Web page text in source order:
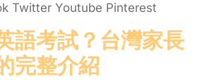
Twitter Youtube Pinterest
語考試？台灣家長
完整介紹